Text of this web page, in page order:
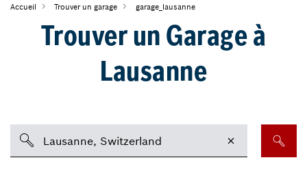
Accueil Trouver un garage garage_lausanne
Trouver un Garage à
Lausanne